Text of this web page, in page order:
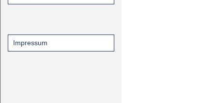
Impressum